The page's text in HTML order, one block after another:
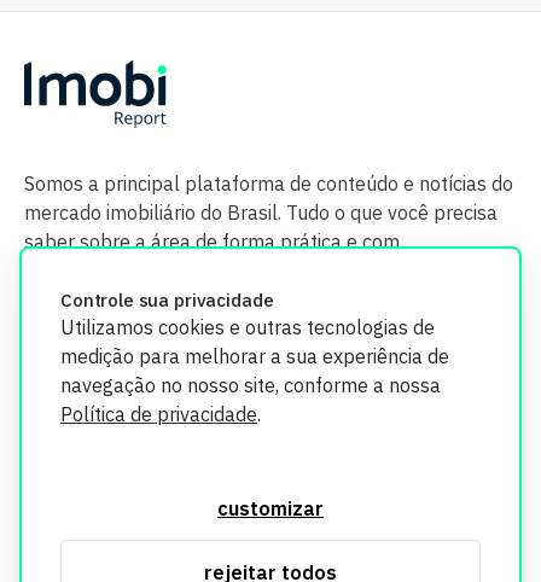
Controle sua privacidade
Utilizamos cookies e outras tecnologias de
medição para melhorar a sua experiência de
navegação no nosso site, conforme a nossa
Política de privacidade.
customizar
rejeitar todos
Somos a principal plataforma de conteúdo e notícias do
mercado imobiliário do Brasil. Tudo o que você precisa
saber sobre a área de forma prática e com
segurança. Todos os dados coletados em nosso site são
utilizados exclusivamente para fins de aprimoramento de
informações, consulte nossa Política de Privacidade.